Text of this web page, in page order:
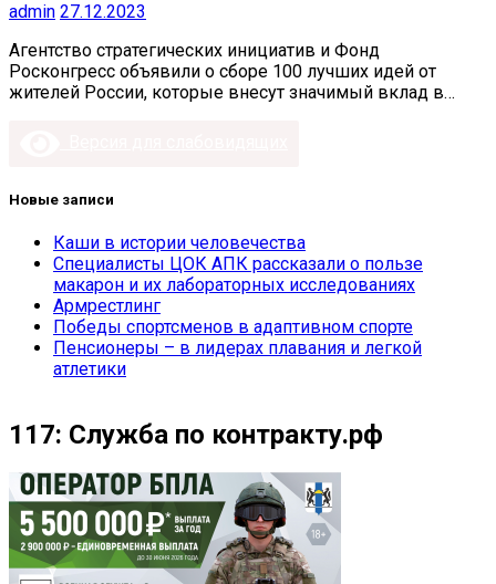
admin 27.12.2023
Агентство стратегических инициатив и Фонд
Росконгресс объявили о сборе 100 лучших идей от
жителей России, которые внесут значимый вклад в…
Новые записи
Каши в истории человечества
Специалисты ЦОК АПК рассказали о пользе
макарон и их лабораторных исследованиях
Армрестлинг
Победы спортсменов в адаптивном спорте
Пенсионеры – в лидерах плавания и легкой
атлетики
117: Служба по контракту.рф